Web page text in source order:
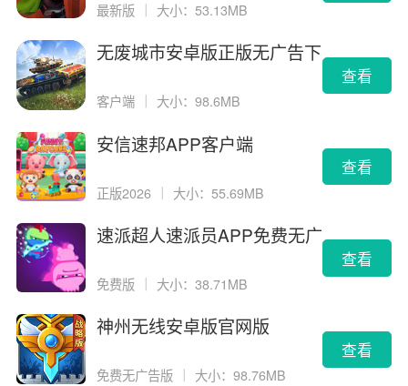
最新版 大小：53.13MB
无废城市安卓版正版无广告下
客户端 大小：98.6MB
查看
安信速邦APP客户端
正版2026 ｜ 大小：55.69MB
查看
速派超人速派员APP免费无广
免费版 大小：38.71MB
查看
神州无线安卓版官网版
免费无广告版 大小：98.76MB
查看